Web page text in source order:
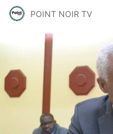
POINT NOIR TV